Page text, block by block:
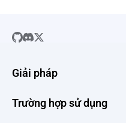
Giải pháp
SaaS
Trường hợp sử dụng